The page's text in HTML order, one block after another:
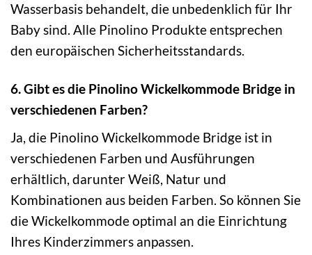
Wasserbasis behandelt, die unbedenklich für Ihr
Baby sind. Alle Pinolino Produkte entsprechen
den europäischen Sicherheitsstandards.
6. Gibt es die Pinolino Wickelkommode Bridge in
verschiedenen Farben?
Ja, die Pinolino Wickelkommode Bridge ist in
verschiedenen Farben und Ausführungen
erhältlich, darunter Weiß, Natur und
Kombinationen aus beiden Farben. So können Sie
die Wickelkommode optimal an die Einrichtung
Ihres Kinderzimmers anpassen.